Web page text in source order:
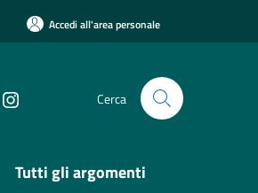
Accedi all'area personale
Cerca
Tutti gli argomenti